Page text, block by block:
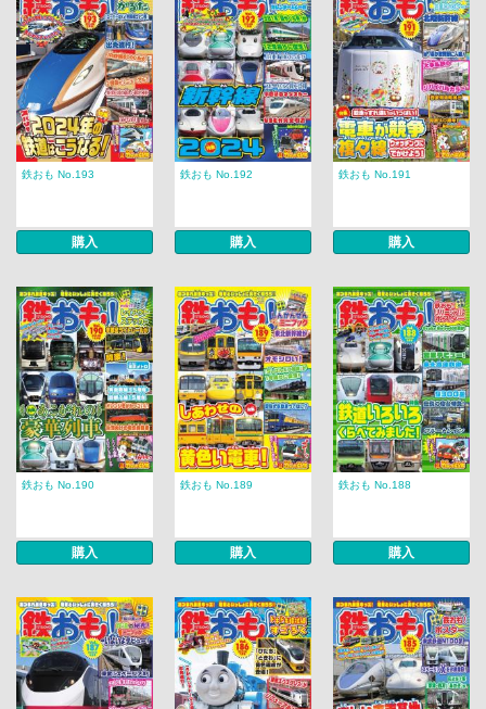
鉄おも No.193
購入
鉄おも No.192
購入
鉄おも No.191
購入
鉄おも No.190
購入
鉄おも No.189
購入
鉄おも No.188
購入